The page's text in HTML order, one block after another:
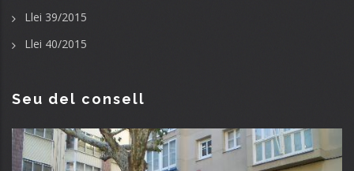
Llei 39/2015
Llei 40/2015
Seu del consell